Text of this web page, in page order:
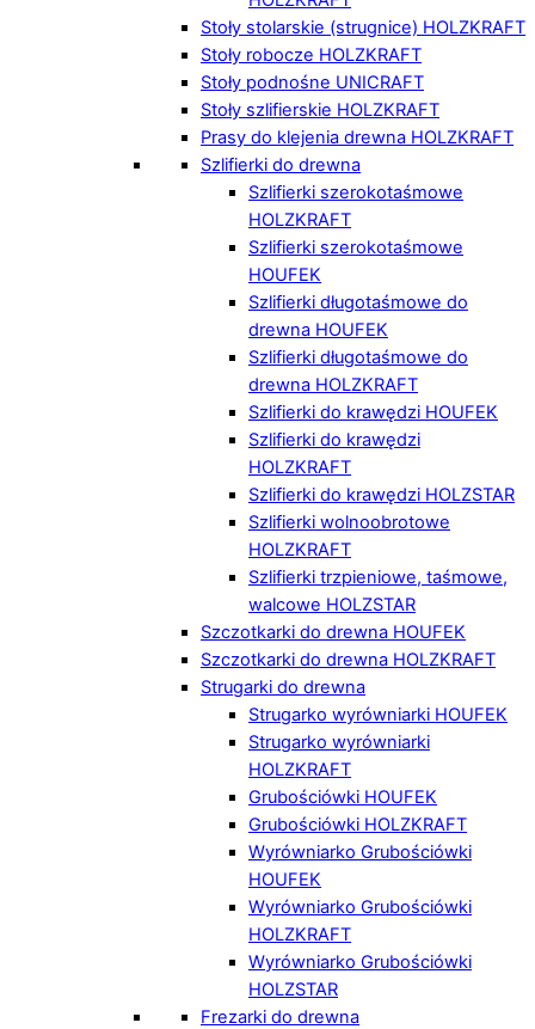
Stoły stolarskie (strugnice) HOLZKRAFT
Stoły robocze HOLZKRAFT
Stoły podnośne UNICRAFT
Stoły szlifierskie HOLZKRAFT
Prasy do klejenia drewna HOLZKRAFT
Szlifierki do drewna
Szlifierki szerokotaśmowe
HOLZKRAFT
Szlifierki szerokotaśmowe
HOUFEK
Szlifierki długotaśmowe do
drewna HOUFEK
Szlifierki długotaśmowe do
drewna HOLZKRAFT
Szlifierki do krawędzi HOUFEK
Szlifierki do krawędzi
HOLZKRAFT
Szlifierki do krawędzi HOLZSTAR
Szlifierki wolnoobrotowe
HOLZKRAFT
Szlifierki trzpieniowe, taśmowe,
walcowe HOLZSTAR
Szczotkarki do drewna HOUFEK
Szczotkarki do drewna HOLZKRAFT
Strugarki do drewna
Strugarko wyrówniarki HOUFEK
Strugarko wyrówniarki
HOLZKRAFT
Grubościówki HOUFEK
Grubościówki HOLZKRAFT
Wyrówniarko Grubościówki
HOUFEK
Wyrówniarko Grubościówki
HOLZKRAFT
Wyrówniarko Grubościówki
HOLZSTAR
Frezarki do drewna